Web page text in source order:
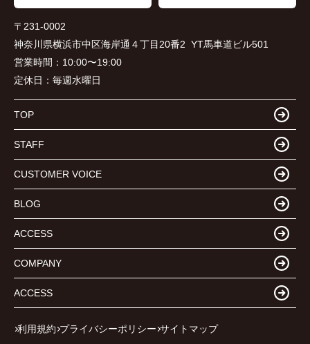
〒231-0002
神奈川県横浜市中区海岸通４丁目20番2 YT馬車道ビル501
営業時間： 10:00〜19:00
定休日： 毎週水曜日
TOP
STAFF
CUSTOMER VOICE
BLOG
ACCESS
COMPANY
ACCESS
利用規約 プライバシーポリシー サイトマップ